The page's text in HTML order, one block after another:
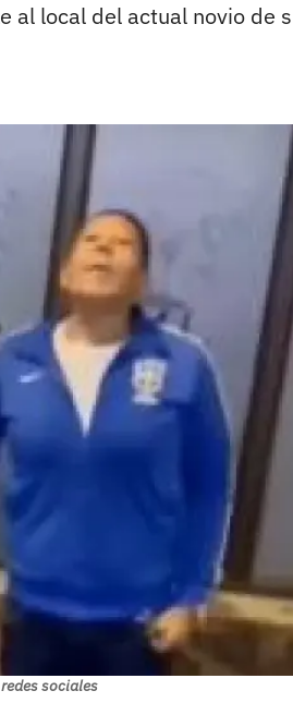
local del actual novio de
sociales